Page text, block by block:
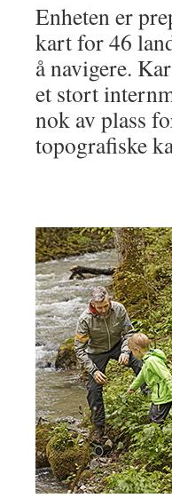
Enheten er
kart for 46
å navigere.
et stort
nok av plass
topografiske